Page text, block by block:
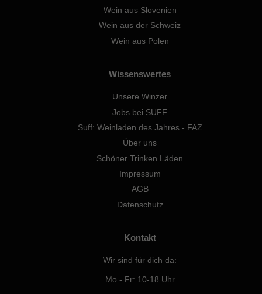
Wein aus Slovenien
Wein aus der Schweiz
Wein aus Polen
Wissenswertes
Unsere Winzer
Jobs bei SUFF
Suff: Weinladen des Jahres - FAZ
Über uns
Schöner Trinken Läden
Impressum
AGB
Datenschutz
Kontakt
Wir sind für dich da:
Mo - Fr: 10-18 Uhr